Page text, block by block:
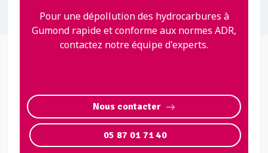
Pour une dépollution des hydrocarbures à
Gumond rapide et conforme aux normes ADR,
contactez notre équipe d'experts.
Nous contacter
05 87 01 71 40